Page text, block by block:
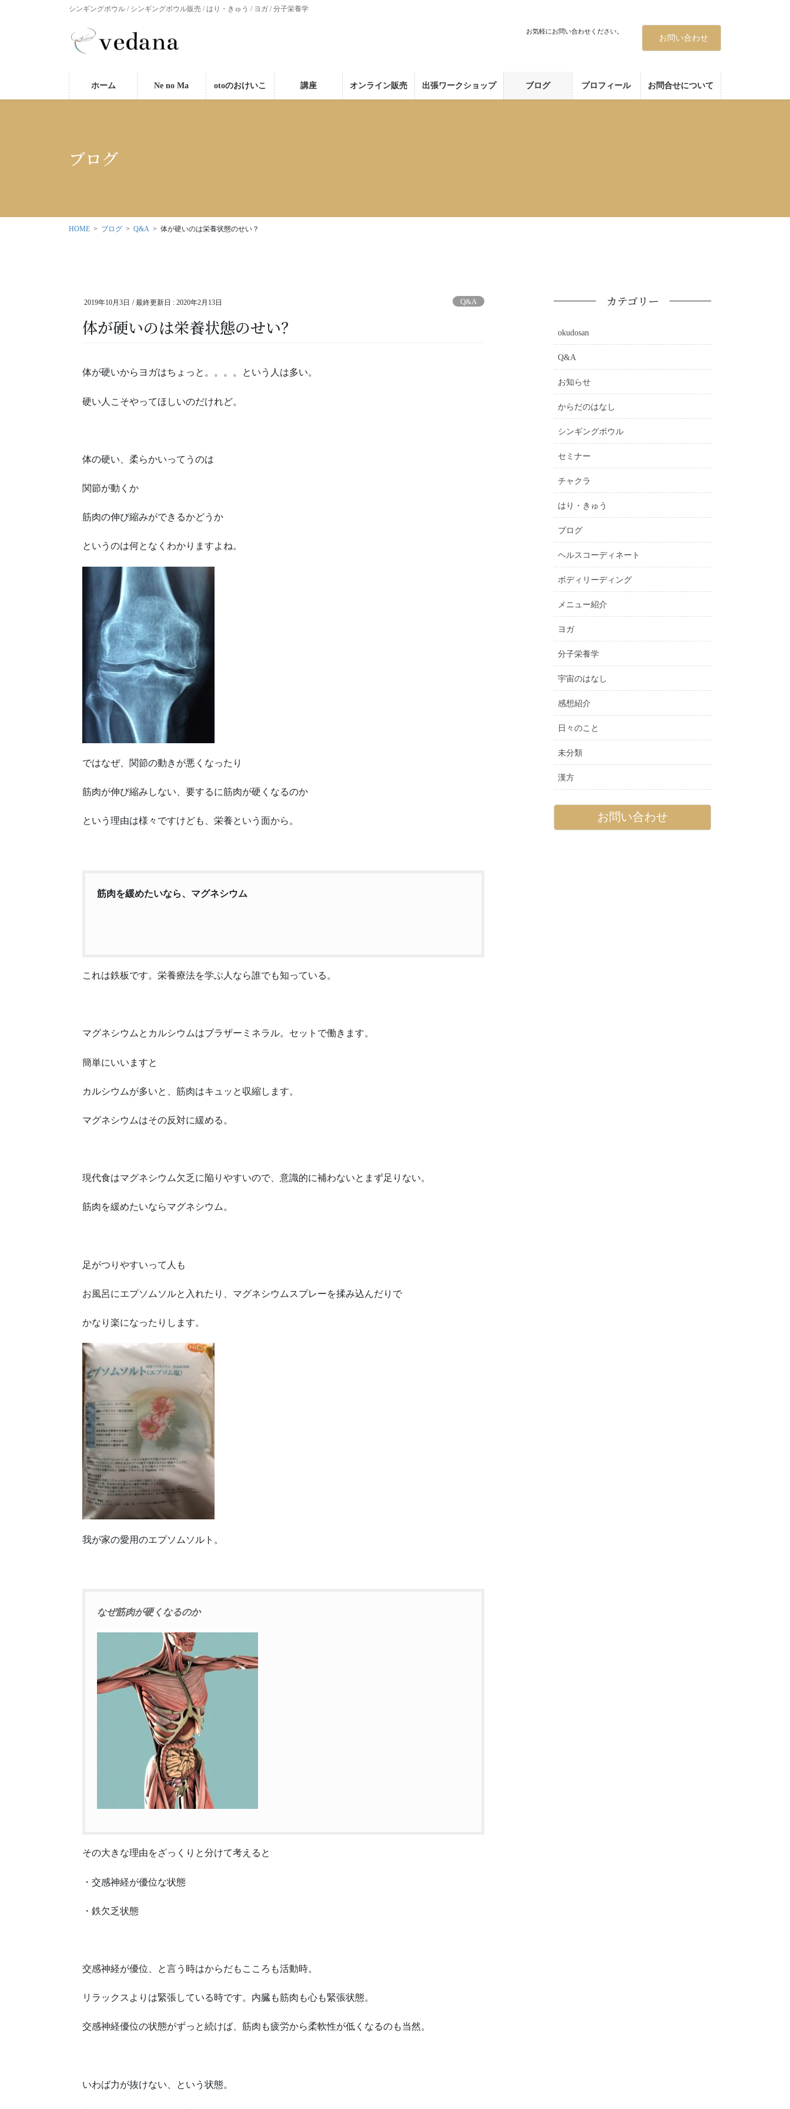
シンギングボウル / シンギングボウル販売 / はり・きゅう / ヨガ / 分子栄養学
お気軽にお問い合わせください。
お問い合わせ
ホーム Ne no Ma otoのおけいこ 講座 オンライン販売 出張ワークショップ ブログ プロフィール お問合せについて
ブログ
HOME ブログ Q&A 体が硬いのは栄養状態のせい？
2019年10月3日 / 最終更新日 :2020年2月13日 Q&A
体が硬いのは栄養状態のせい？
体が硬いからヨガはちょっと。。。。という人は多い。
硬い人こそやってほしいのだけれど。
体の硬い、柔らかいってうのは
関節が動くか
筋肉の伸び縮みができるかどうか
というのは何となくわかりますよね。
ではなぜ、関節の動きが悪くなったり
筋肉が伸び縮みしない、要するに筋肉が硬くなるのか
という理由は様々ですけども、栄養という面から。
筋肉を緩めたいなら、マグネシウム
これは鉄板です。栄養療法を学ぶ人なら誰でも知っている。
マグネシウムとカルシウムはブラザーミネラル。セットで働きます。
簡単にいいますと
カルシウムが多いと、筋肉はキュッと収縮します。
マグネシウムはその反対に緩める。
現代食はマグネシウム欠乏に陥りやすいので、意識的に補わないとまず足りない。
筋肉を緩めたいならマグネシウム。
足がつりやすいって人も
お風呂にエプソムソルと入れたり、マグネシウムスプレーを揉み込んだりで
かなり楽になったりします。
我が家の愛用のエプソムソルト。
なぜ筋肉が硬くなるのか
その大きな理由をざっくりと分けて考えると
・交感神経が優位な状態
・鉄欠乏状態
交感神経が優位、と言う時はからだもこころも活動時。
リラックスよりは緊張している時です。内臓も筋肉も心も緊張状態。
交感神経優位の状態がずっと続けば、筋肉も疲労から柔軟性が低くなるのも当然。
いわば力が抜けない、という状態。
カテゴリー
okudosan
Q&A
お知らせ
からだのはなし
シンギングボウル
セミナー
チャクラ
はり・きゅう
ブログ
ヘルスコーディネート
ボディリーディング
メニュー紹介
ヨガ
分子栄養学
宇宙のはなし
感想紹介
日々のこと
未分類
漢方
お問い合わせ